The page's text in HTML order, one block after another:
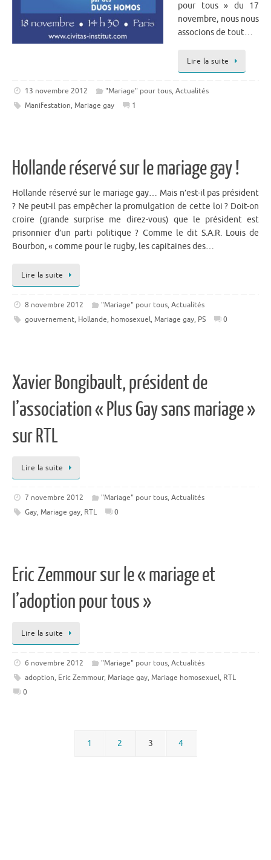
pour tous » du 17
novembre, nous nous
associons de tout…
Lire la suite
13 novembre 2012 "Mariage" pour tous,Actualités
Manifestation, Mariage gay 1
Hollande réservé sur le mariage gay !
Hollande réservé sur le mariage gay… Mais n’est-il pas président
? Ne peut-il pas empêcher la promulgation de cette loi ? Doit-on
croire (grande surprise me direz-vous) que le président est
prisonnier d’un parti politique ? Comme le dit S.A.R. Louis de
Bourbon, « comme pour le rugby, les capitaines des…
Lire la suite
8 novembre 2012 "Mariage" pour tous,Actualités
gouvernement, Hollande, homosexuel, Mariage gay, PS 0
Xavier Bongibault, président de
l’association « Plus Gay sans mariage »
sur RTL
Lire la suite
7 novembre 2012 "Mariage" pour tous,Actualités
Gay, Mariage gay, RTL 0
Eric Zemmour sur le « mariage et
l’adoption pour tous »
Lire la suite
6 novembre 2012 "Mariage" pour tous,Actualités
adoption, Eric Zemmour, Mariage gay, Mariage homosexuel, RTL
0
1 2 3 4